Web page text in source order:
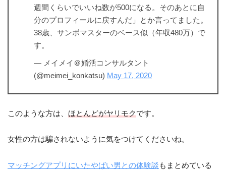
週間くらいでいいね数が500になる。そのあとに自
分のプロフィールに戻すんだ」とか言ってました。
38歳、サンボマスターのベース似（年収480万）で
す。
— メイメイ＠婚活コンサルタント
(@meimei_konkatsu) May 17, 2020
このような方は、 ほとんどがヤリモクです。
女性の方は騙されないように気をつけてくださいね。
マッチングアプリにいたやばい男との体験談 もまとめている